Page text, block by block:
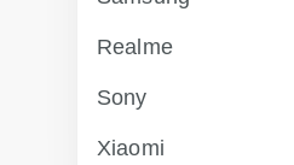
Realme
Sony
Xiaomi